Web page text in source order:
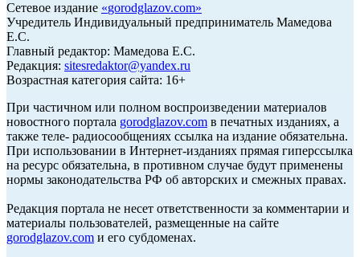
Сетевое издание «gorodglazov.com»
Учредитель Индивидуальный предприниматель Мамедова
Е.С.
Главный редактор: Мамедова Е.С.
Редакция: sitesredaktor@yandex.ru
Возрастная категория сайта: 16+
При частичном или полном воспроизведении материалов
новостного портала gorodglazov.com в печатных изданиях, а
также теле- радиосообщениях ссылка на издание обязательна.
При использовании в Интернет-изданиях прямая гиперссылка
на ресурс обязательна, в противном случае будут применены
нормы законодательства РФ об авторских и смежных правах.
Редакция портала не несет ответственности за комментарии и
материалы пользователей, размещенные на сайте
gorodglazov.com и его субдоменах.